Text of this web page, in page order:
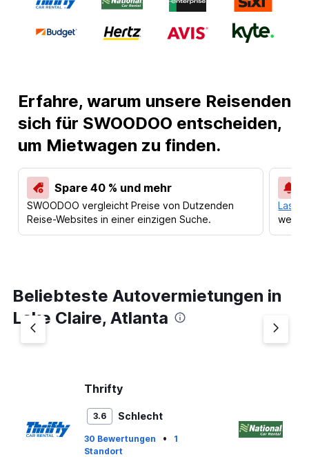
Erfahre, warum unsere Reisenden
sich für SWOODOO entscheiden,
um Mietwagen zu finden.
Spare 40 % und mehr
SWOODOO vergleicht Preise von Dutzenden
Reise-Websites in einer einzigen Suche.
Lass
Beliebteste Autovermietungen in
Lake Claire, Atlanta
Thrifty
3.6 Schlecht
30 Bewertungen •
1
Standort